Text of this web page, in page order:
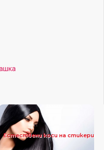
Естествени коси на стикери